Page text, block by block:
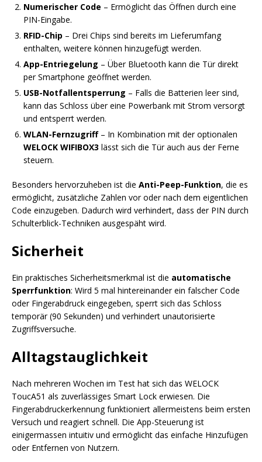
Numerischer Code – Ermöglicht das Öffnen durch eine
PIN-Eingabe.
RFID-Chip – Drei Chips sind bereits im Lieferumfang
enthalten, weitere können hinzugefügt werden.
App-Entriegelung – Über Bluetooth kann die Tür direkt
per Smartphone geöffnet werden.
USB-Notfallentsperrung – Falls die Batterien leer sind,
kann das Schloss über eine Powerbank mit Strom versorgt
und entsperrt werden.
WLAN-Fernzugriff– In Kombination mit der optionalen
WELOCK WIFIBOX3 lässt sich die Tür auch aus der Ferne
steuern.
Besonders hervorzuheben ist die Anti-Peep-Funktion, die es
ermöglicht, zusätzliche Zahlen vor oder nach dem eigentlichen
Code einzugeben. Dadurch wird verhindert, dass der PIN durch
Schulterblick-Techniken ausgespäht wird.
Sicherheit
Ein praktisches Sicherheitsmerkmal ist die automatische
Sperrfunktion: Wird 5 mal hintereinander ein falscher Code
oder Fingerabdruck eingegeben, sperrt sich das Schloss
temporär (90 Sekunden) und verhindert unautorisierte
Zugriffsversuche.
Alltagstauglichkeit
Nach mehreren Wochen im Test hat sich das WELOCK
ToucA51 als zuverlässiges Smart Lock erwiesen. Die
Fingerabdruckerkennung funktioniert allermeistens beim ersten
Versuch und reagiert schnell. Die App-Steuerung ist
einigermassen intuitiv und ermöglicht das einfache Hinzufügen
oder Entfernen von Nutzern.